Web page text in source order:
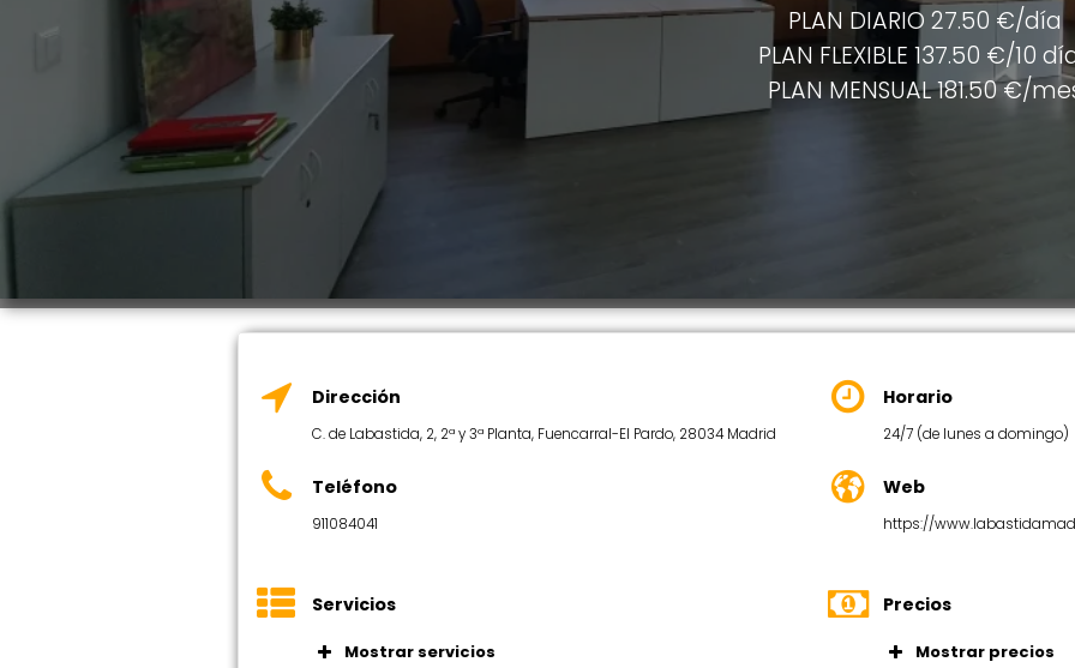
PLAN DIARIO 27.50 €/día
PLAN FLEXIBLE 137.50 €/10
PLAN MENSUAL 181.50 €/
Dirección
C. de Labastida, 2, 2ª y 3ª Planta, Fuencarral-El Pardo, 28034 Madrid
Teléfono
911084041
Horario
24/7 (de lunes a domingo)
Web
https://
Servicios
Mostrar servicios
Precios
Mostrar precios